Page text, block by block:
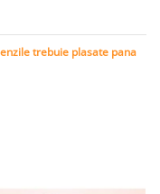
trebuie plasate pana